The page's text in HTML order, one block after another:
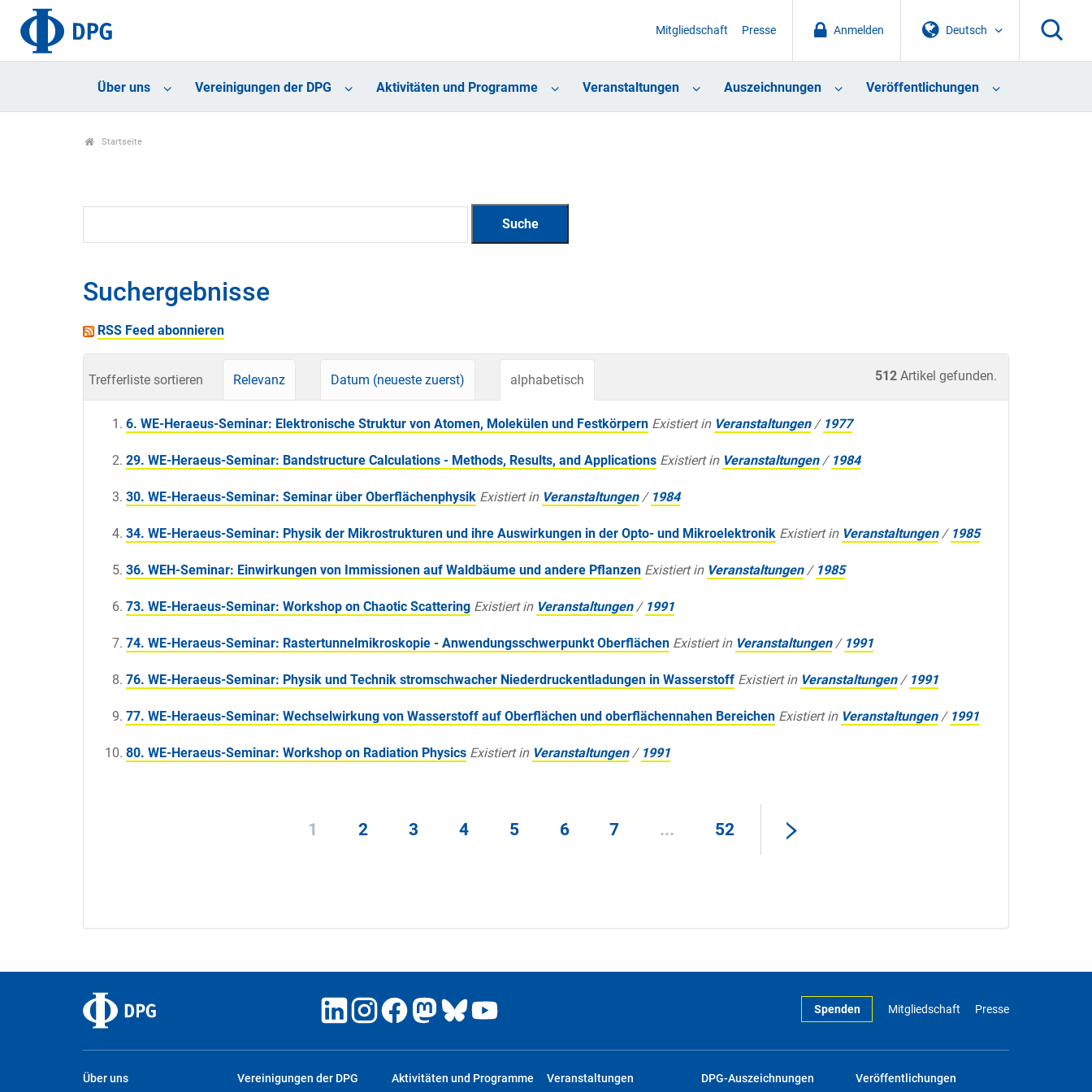
Deutsch
Anmelden
Mitgliedschaft Presse
Über uns Vereinigungen der DPG Aktivitäten und Programme Veranstaltungen Auszeichnungen Veröffentlichungen
Startseite
Suchergebnisse
RSS Feed abonnieren
512 Artikel gefunden.
Trefferliste sortieren Relevanz Datum (neueste zuerst) alphabetisch
6. WE-Heraeus-Seminar: Elektronische Struktur von Atomen, Molekülen und Festkörpern Existiert in Veranstaltungen / 1977
29. WE-Heraeus-Seminar: Bandstructure Calculations - Methods, Results, and Applications Existiert in Veranstaltungen / 1984
30. WE-Heraeus-Seminar: Seminar über Oberflächenphysik Existiert in Veranstaltungen / 1984
34. WE-Heraeus-Seminar: Physik der Mikrostrukturen und ihre Auswirkungen in der Opto- und Mikroelektronik Existiert in Veranstaltungen / 1985
36. WEH-Seminar: Einwirkungen von Immissionen auf Waldbäume und andere Pflanzen Existiert in Veranstaltungen / 1985
73. WE-Heraeus-Seminar: Workshop on Chaotic Scattering Existiert in Veranstaltungen / 1991
74. WE-Heraeus-Seminar: Rastertunnelmikroskopie - Anwendungsschwerpunkt Oberflächen Existiert in Veranstaltungen / 1991
76. WE-Heraeus-Seminar: Physik und Technik stromschwacher Niederdruckentladungen in Wasserstoff Existiert in Veranstaltungen / 1991
77. WE-Heraeus-Seminar: Wechselwirkung von Wasserstoff auf Oberflächen und oberflächennahen Bereichen Existiert in Veranstaltungen / 1991
80. WE-Heraeus-Seminar: Workshop on Radiation Physics Existiert in Veranstaltungen / 1991
1 2 3 4 5 6 7 ... 52
Spenden Mitgliedschaft Presse
Über uns Vereinigungen der DPG Aktivitäten und Programme Veranstaltungen DPG-Auszeichnungen Veröffentlichungen